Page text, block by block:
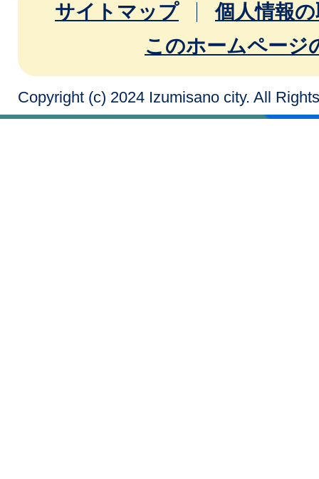
サイトマップ
個人情報
このホームページ
Copyright (c) 2024 Izumisano city. All